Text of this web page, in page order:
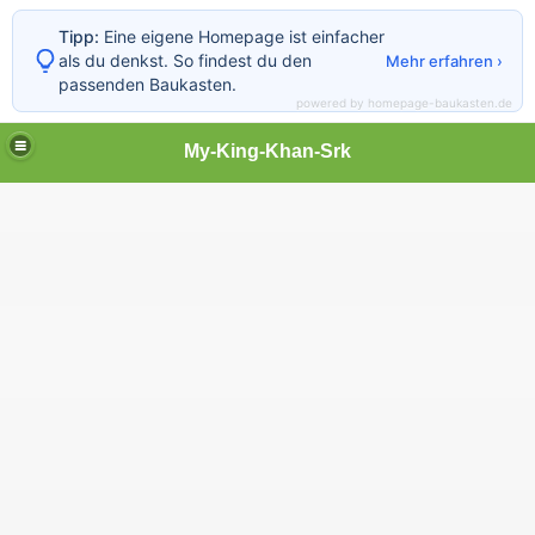
My-King-Khan-Srk
Tipp: Eine eigene Homepage ist einfacher
als du denkst. So findest du den
passenden Baukasten.
Mehr erfahren ›
powered by homepage-baukasten.de